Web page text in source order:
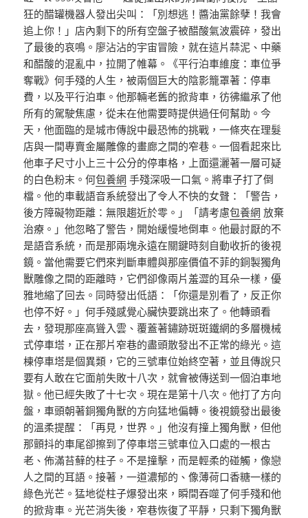
狂的醋罐機器人發出尖叫：「別想逃！醬油黨餘孽！我會
追上你！」店內剩下的所有空盤子被醋酸氣波震碎，發出
了最後的哀鳴。廖沾沾的宇宙冒險，就在這片蒜泥、中藥
和醋酸的混亂中，拉開了帷幕。《平行泊車維度：車位爭
奪戰》何手殘的人生，被兩個巨大的陰影籠罩著：停車
費，以及平行泊車。他那輛老舊的掀背車，彷彿繼承了他
所有的駕駛焦慮，從未在他需要時提供過任何幫助。今
天，他面臨的是城市傳說中最恐怖的挑戰，一條夾在理髮
店與一間專賣金屬雕像的畫廊之間的窄巷。一個看起來比
他車子尺寸小上三十公分的停車格，上面還灑著一層可疑
的白色粉末。何包養網 手殘深吸一口氣。將車子打了倒
檔。他的車載語音系統發出了令人不快的女聲：「警告，
後方障礙物距離：無限趨近於零。」「請考慮包養網 放棄
治療。」他忽略了警告，開始緩慢地倒車。他最討厭的不
是語音系統，而是那兩塊永遠在關鍵時刻自動收折的後視
鏡。當他需要它們來判斷車體與那座價值不菲的銅製獨角
獸雕像之間的距離時，它們卻像兩片羞澀的耳朵一樣，優
雅地縮了回去。同時發出低語：「你還是別看了，反正你
也停不好。」何手殘感覺心臟快要跳出來了。他轉頭看
去，發現那座高聳入雲、覆蓋著鏽跡斑斑鐵網的多層機械
式停車塔，正在那片窄巷的盡頭散發出不正常的綠光。這
棟停車塔是個異類，它的三號車位始終空著，並且傳說只
要有人敢在它面前失敗十八次，就會被傳送到一個泊車地
獄。他已經失敗了十七次。現在是第十八次。他打了方向
盤，車頭朝著銅獨角獸的方向猛地偏轉。後視鏡發出最後
的溫柔提醒：「再見，世界。」他沒有撞上獨角獸，但他
那顫抖的車尾卻擦到了停車塔三號車位入口處的一根古
老、佈滿苔蘚的柱子。不是撞擊，而是輕柔的碰觸，像戀
人之間的耳語。接著，一道濃郁的、像薄荷口香糖一樣的
綠色光芒。猛地從柱子爆發出來，瞬間吞噬了何手殘和他
的掀背車。光芒消失後，窄巷恢復了平靜，只剩下獨角獸